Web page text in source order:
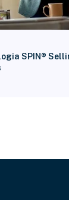
SPIN®